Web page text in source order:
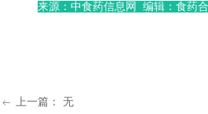
来源：中食药信息网 编辑：食药
ꂃ 上一篇： 无